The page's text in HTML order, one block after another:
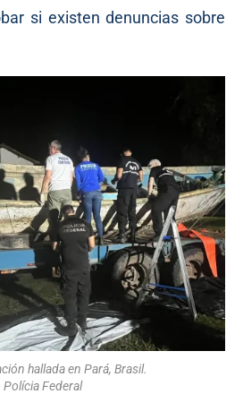
si existen denuncias sobre
hallada en Pará, Brasil.
Polícia Federal